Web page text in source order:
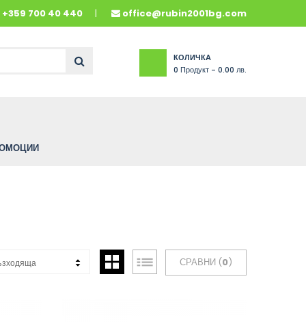
+359 700 40 440 office@rubin2001bg.com
КОЛИЧКА
0 Продукт - 0.00 лв.
СРАВНИ (0)